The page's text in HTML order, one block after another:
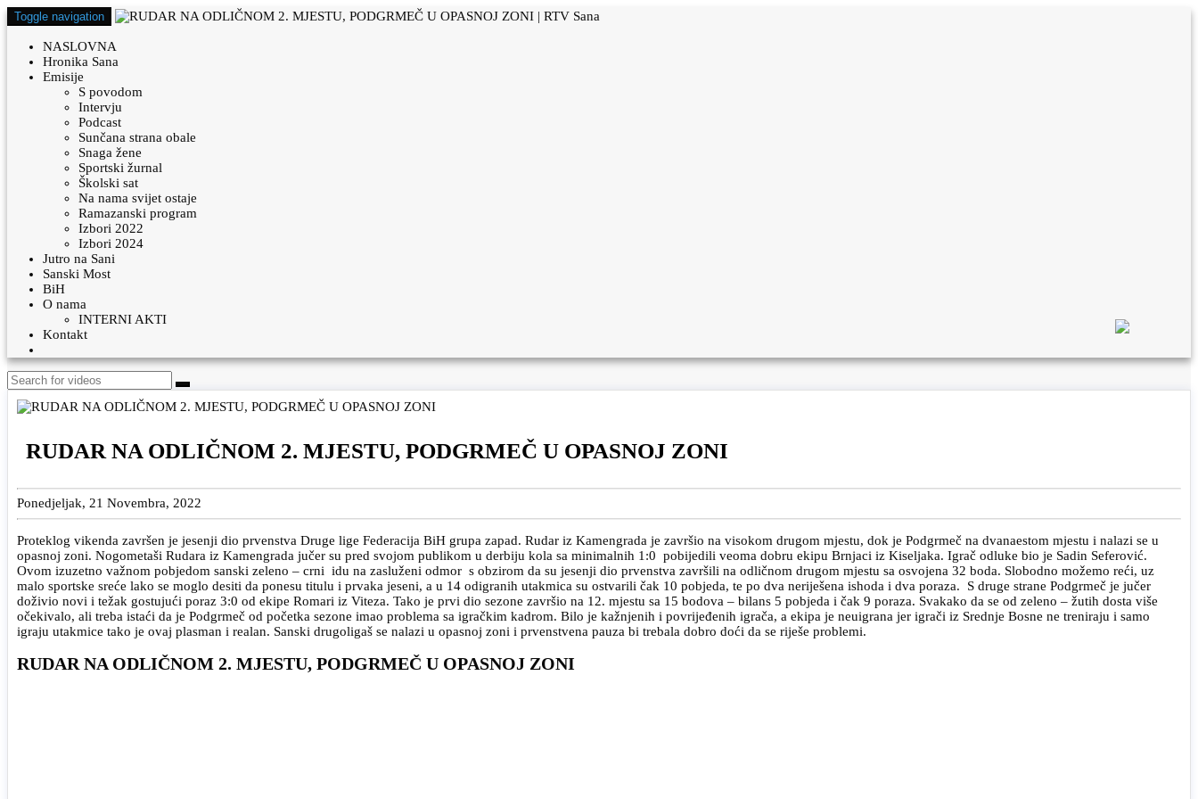
Toggle navigation
NASLOVNA
Hronika Sana
Emisije
S povodom
Intervju
Podcast
Sunčana strana obale
Snaga žene
Sportski žurnal
Školski sat
Na nama svijet ostaje
Ramazanski program
Izbori 2022
Izbori 2024
Jutro na Sani
Sanski Most
BiH
O nama
INTERNI AKTI
Kontakt
RUDAR NA ODLIČNOM 2. MJESTU, PODGRMEČ U OPASNOJ ZONI
Ponedjeljak, 21 Novembra, 2022
Proteklog vikenda završen je jesenji dio prvenstva Druge lige Federacija BiH grupa zapad. Rudar iz Kamengrada je završio na visokom drugom mjestu, dok je Podgrmeč na dvanaestom mjestu i nalazi se u
opasnoj zoni. Nogometaši Rudara iz Kamengrada jučer su pred svojom publikom u derbiju kola sa minimalnih 1:0 pobijedili veoma dobru ekipu Brnjaci iz Kiseljaka. Igrač odluke bio je Sadin Seferović.
Ovom izuzetno važnom pobjedom sanski zeleno – crni idu na zasluženi odmor s obzirom da su jesenji dio prvenstva završili na odličnom drugom mjestu sa osvojena 32 boda. Slobodno možemo reći, uz
malo sportske sreće lako se moglo desiti da ponesu titulu i prvaka jeseni, a u 14 odigranih utakmica su ostvarili čak 10 pobjeda, te po dva neriješena ishoda i dva poraza. S druge strane Podgrmeč je jučer
doživio novi i težak gostujući poraz 3:0 od ekipe Romari iz Viteza. Tako je prvi dio sezone završio na 12. mjestu sa 15 bodova – bilans 5 pobjeda i čak 9 poraza. Svakako da se od zeleno – žutih dosta više
očekivalo, ali treba istaći da je Podgrmeč od početka sezone imao problema sa igračkim kadrom. Bilo je kažnjenih i povrijeđenih igrača, a ekipa je neuigrana jer igrači iz Srednje Bosne ne treniraju i samo
igraju utakmice tako je ovaj plasman i realan. Sanski drugoligaš se nalazi u opasnoj zoni i prvenstvena pauza bi trebala dobro doći da se riješe problemi.
RUDAR NA ODLIČNOM 2. MJESTU, PODGRMEČ U OPASNOJ ZONI